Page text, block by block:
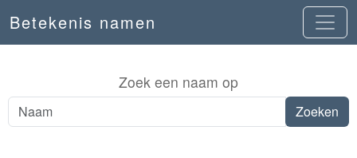
Betekenis namen
Zoek een naam op